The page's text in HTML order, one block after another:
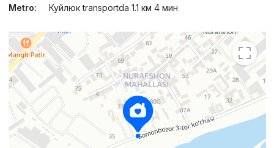
Metro:
Куйлюк transportda 1.1 км 4 мин